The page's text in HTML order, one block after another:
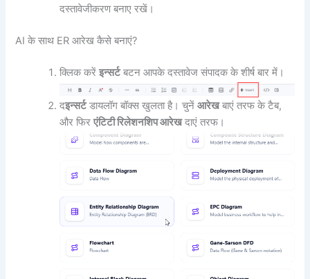
दस्तावेजीकरण बनाए रखें।
AI के साथ ER आरेख कैसे बनाएं?
क्लिक करेंइन्सर्टबटन आपके दस्तावेज संपादक के शीर्ष बार में।
दइन्सर्टडायलॉग बॉक्स खुलता है। चुनेंआरेखबाएं तरफ के टैब,
और फिरएंटिटी रिलेशनशिप आरेखदाएं तरफ।